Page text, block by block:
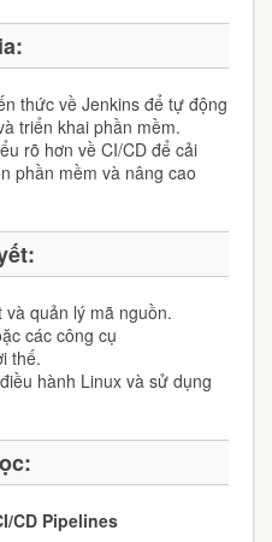
thức về Jenkins để tự động
triển khai phần mềm.
rõ hơn về CI/CD để cải
phần mềm và nâng cao
quản lý mã nguồn.
các công cụ
thế.
hành Linux và sử dụng
CD Pipelines